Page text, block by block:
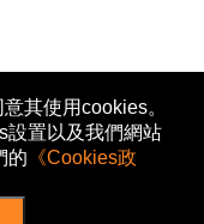
其使用cookies。
設置以及我們網站
的 《Cookies政